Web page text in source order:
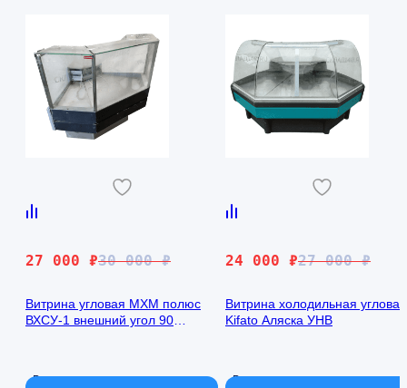
30 000₽
Первоначальная
составляла
30
27 000 ₽
Текущая
27
000 ₽.
Витрина угловая МХМ полюс
ВХСУ-1 внешний угол 90
В наличии
27 000₽
Первоначальная
составляла
27
24 000 ₽
Текущая
24
000 ₽.
Витрина холодильная угловая
Kifato Аляска УНВ
В наличии